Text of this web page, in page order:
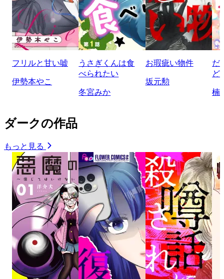
フリルと甘い嘘
伊勢本やこ
うさぎくんは食
べられたい
冬宮みか
お瑕疵い物件
坂元勲
だ
ど
楠
ダークの作品
もっと見る